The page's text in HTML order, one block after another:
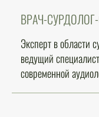
ВРАЧ-СУРДОЛОГ-
Эксперт в области
ведущий
современной